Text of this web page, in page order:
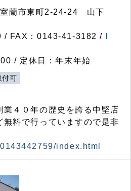
蘭市東町2-24-24 山下
/ FAX：0143-41-3182 /
/ 定休日：年末年始
付可
業４０年の歴史を誇る中堅店
無料で行っていますので是非
index.html